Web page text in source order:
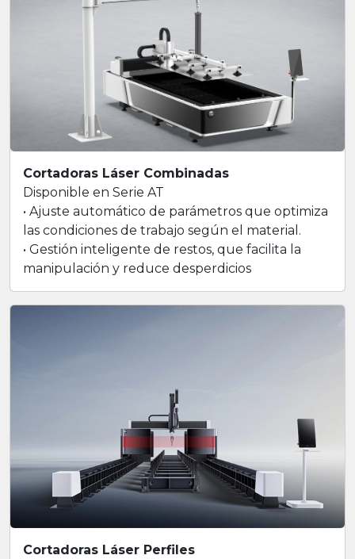
Cortadoras Láser Combinadas
Disponible en Serie AT
• Ajuste automático de parámetros que optimiza
las condiciones de trabajo según el material.
• Gestión inteligente de restos, que facilita la
manipulación y reduce desperdicios
Cortadoras Láser Perfiles